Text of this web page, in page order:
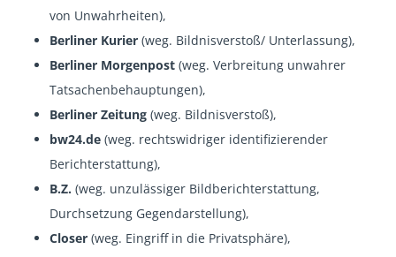
von Unwahrheiten),
Berliner Kurier (weg. Bildnisverstoß/ Unterlassung),
Berliner Morgenpost (weg. Verbreitung unwahrer
Tatsachenbehauptungen),
Berliner Zeitung (weg. Bildnisverstoß),
bw24.de (weg. rechtswidriger identifizierender
Berichterstattung),
B.Z. (weg. unzulässiger Bildberichterstattung,
Durchsetzung Gegendarstellung),
Closer (weg. Eingriff in die Privatsphäre),